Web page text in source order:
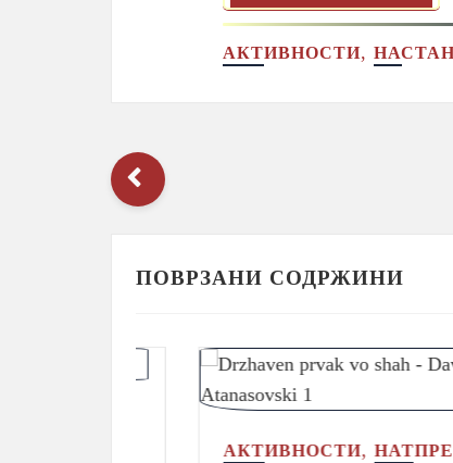
АКТИВНОСТИ,
ПОВРЗАНИ СОДРЖИНИ
АКТИВНОСТИ,НАТПРЕВАРИ